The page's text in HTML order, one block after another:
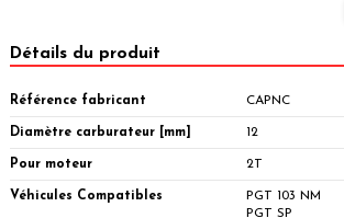
Détails du produit
Référence fabricant CAPNC
Diamètre carburateur [mm] 12
Pour moteur 2T
Véhicules Compatibles
PGT 103 NM
PGT SP